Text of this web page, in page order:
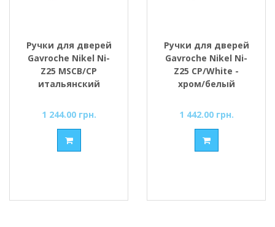
Ручки для дверей
Gavroche Nikel Ni-
Z25 MSCB/CP
итальянский
1 244.00 грн.
Ручки для дверей
Gavroche Nikel Ni-
Z25 CP/White -
хром/белый
1 442.00 грн.